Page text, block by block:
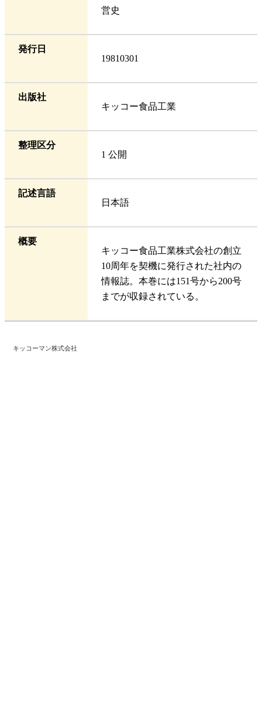
営史
発行日
19810301
出版社
キッコー食品工業
整理区分
1 公開
記述言語
日本語
概要
キッコー食品工業株式会社の創立
10周年を契機に発行された社内の
情報誌。本巻には151号から200号
までが収録されている。
キッコーマン株式会社